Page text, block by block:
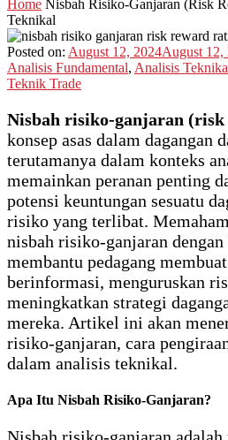
Home Nisbah Risiko-Ganjaran (Risk
Teknikal
Posted on: August 12, 2024August 12,
Analisis Fundamental, Analisis
Teknik Trade
Nisbah risiko-ganjaran
konsep asas dalam dagangan
terutamanya dalam konteks
memainkan peranan penting
potensi keuntungan sesuatu
risiko yang terlibat.
nisbah risiko-ganjaran dengan
membantu pedagang
berinformasi, menguruskan
meningkatkan strategi
mereka. Artikel ini akan
risiko-ganjaran, cara
dalam analisis teknikal.
Apa Itu Nisbah Risiko-Ganjaran?